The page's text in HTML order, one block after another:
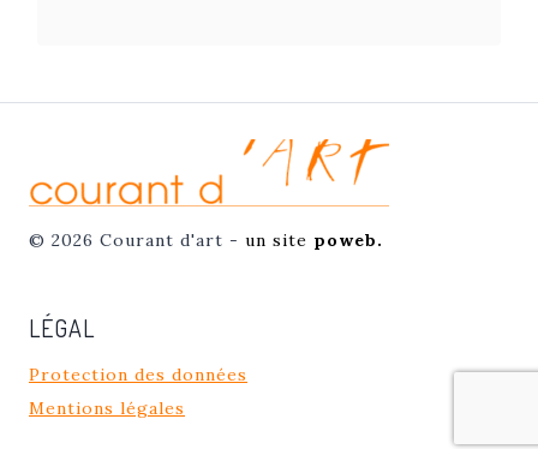
© 2026 Courant d'art - un site poweb.
LÉGAL
Protection des données
Mentions légales